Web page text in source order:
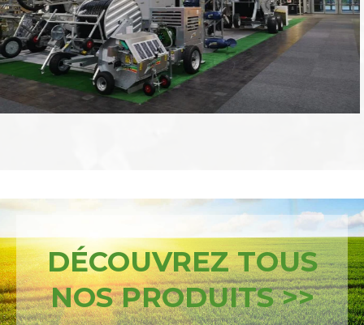
DÉCOUVREZ TOUS
NOS PRODUITS >>